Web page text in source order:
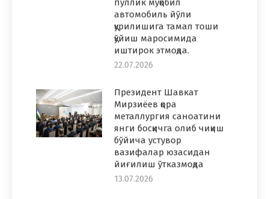
пуллик муқобил
автомобиль йўли
қурилишига тамал тоши
қўйиш маросимида
иштирок этмоқда.
22.07.2026
Президент Шавкат
Мирзиёев қора
металлургия саноатини
янги босқичга олиб чиқиш
бўйича устувор
вазифалар юзасидан
йиғилиш ўтказмоқда
13.07.2026